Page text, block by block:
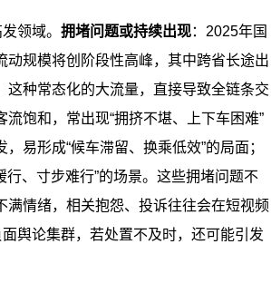
发领域。拥堵问题或持续出现：2025年国
规模将创阶段性高峰，其中跨省长途出
种常态化的大流量，直接导致全链条交
饱和，常出现“拥挤不堪、上下车困难”
易形成“候车滞留、换乘低效”的局面；
行、寸步难行”的场景。这些拥堵问题不
情绪，相关抱怨、投诉往往会在短视频
舆论集群，若处置不及时，还可能引发